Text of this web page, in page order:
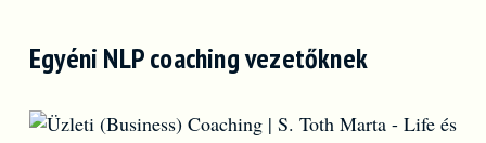
Egyéni NLP coaching vezetőknek